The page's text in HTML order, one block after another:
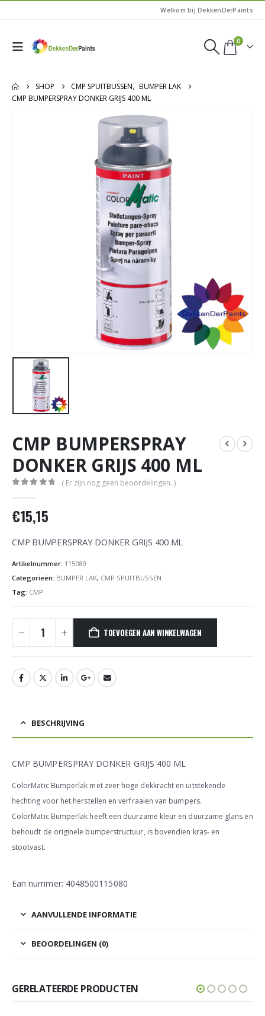
Welkom bij DekkenDerPaints
0
SHOP CMP SPUITBUSSEN, BUMPER LAK
CMP BUMPERSPRAY DONKER GRIJS 400 ML
CMP BUMPERSPRAY
DONKER GRIJS 400 ML
( Er zijn nog geen beoordelingen. )
€15,15
CMP BUMPERSPRAY DONKER GRIJS 400 ML
Artikelnummer: 115080
Categorieën: BUMPER LAK, CMP SPUITBUSSEN
Tag: CMP
TOEVOEGEN AAN WINKELWAGEN
BESCHRIJVING
CMP BUMPERSPRAY DONKER GRIJS 400 ML
ColorMatic Bumperlak met zeer hoge dekkracht en uitstekende
hechting voor het herstellen en verfraaien van bumpers.
ColorMatic Bumperlak heeft een duurzame kleur en duurzame glans en
behoudt de originele bumperstructuur, is bovendien kras- en
stootvast.
Ean nummer: 4048500115080
AANVULLENDE INFORMATIE
BEOORDELINGEN (0)
GERELATEERDE PRODUCTEN